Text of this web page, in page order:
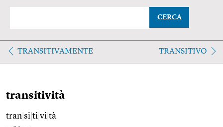
CERCA
TRANSITIVAMENTE TRANSITIVO
transitività
tran si ti vi tà